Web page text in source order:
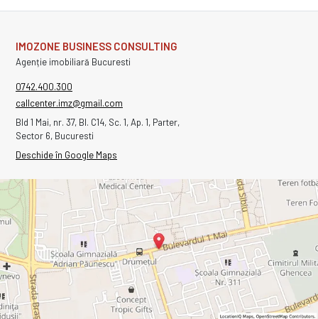
IMOZONE BUSINESS CONSULTING
Agenție imobiliară Bucuresti
0742.400.300
callcenter.imz@gmail.com
Bld 1 Mai, nr. 37, Bl. C14, Sc. 1, Ap. 1, Parter,
Sector 6, Bucuresti
Deschide în Google Maps